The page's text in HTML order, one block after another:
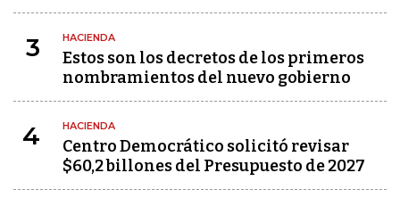
3 HACIENDA
Estos son los decretos de los primeros
nombramientos del nuevo gobierno
4 HACIENDA
Centro Democrático solicitó revisar
$60,2 billones del Presupuesto de 2027